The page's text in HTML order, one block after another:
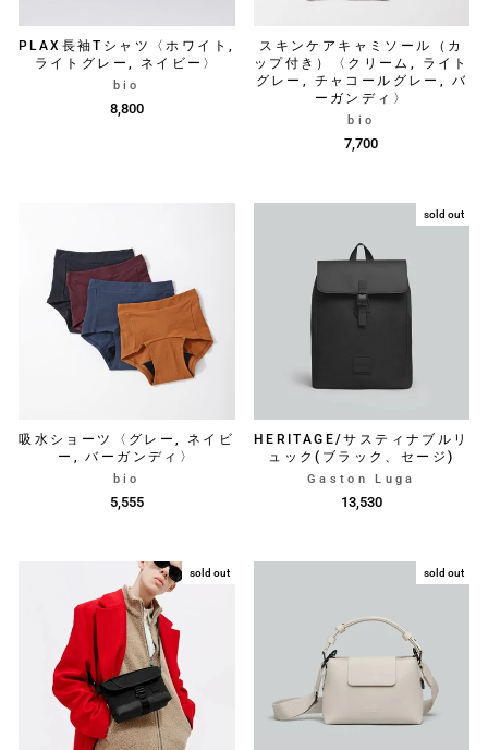
PLAX長袖Tシャツ〈ホワイト,
ライトグレー, ネイビー〉
bio
8,800
スキンケアキャミソール（カ
ップ付き）〈クリーム, ライト
グレー, チャコールグレー, バ
ーガンディ〉
bio
7,700
吸水ショーツ〈グレー, ネイビ
ー, バーガンディ〉
bio
5,555
sold out
HERITAGE/サスティナブルリ
ュック(ブラック、セージ)
Gaston Luga
13,530
sold out sold out